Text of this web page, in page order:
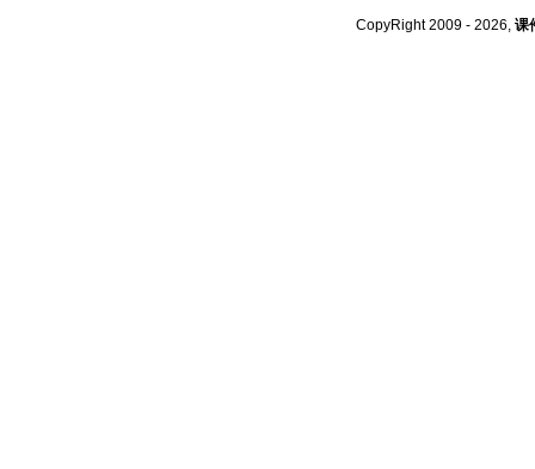
CopyRight 2009 - 2026, 课